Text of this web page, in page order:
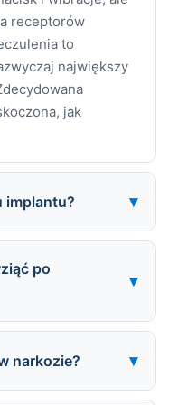
receptorów
to
największy
jak
implantu? ▾
2–3 dni. Szczyt
dnia
nie
do 5–7 dni. Po
dolegliwości
po
▾
(400–600 mg co
zarówno
co 6 godzin).
narkozie? ▾